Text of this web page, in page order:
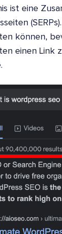
ist eine
können,
einen Link